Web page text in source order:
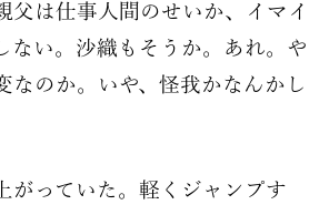
は仕事人間のせいか、イマイ
ない。沙織もそうか。あれ。や
なのか。いや、怪我かなんかし
っていた。軽くジャンプす